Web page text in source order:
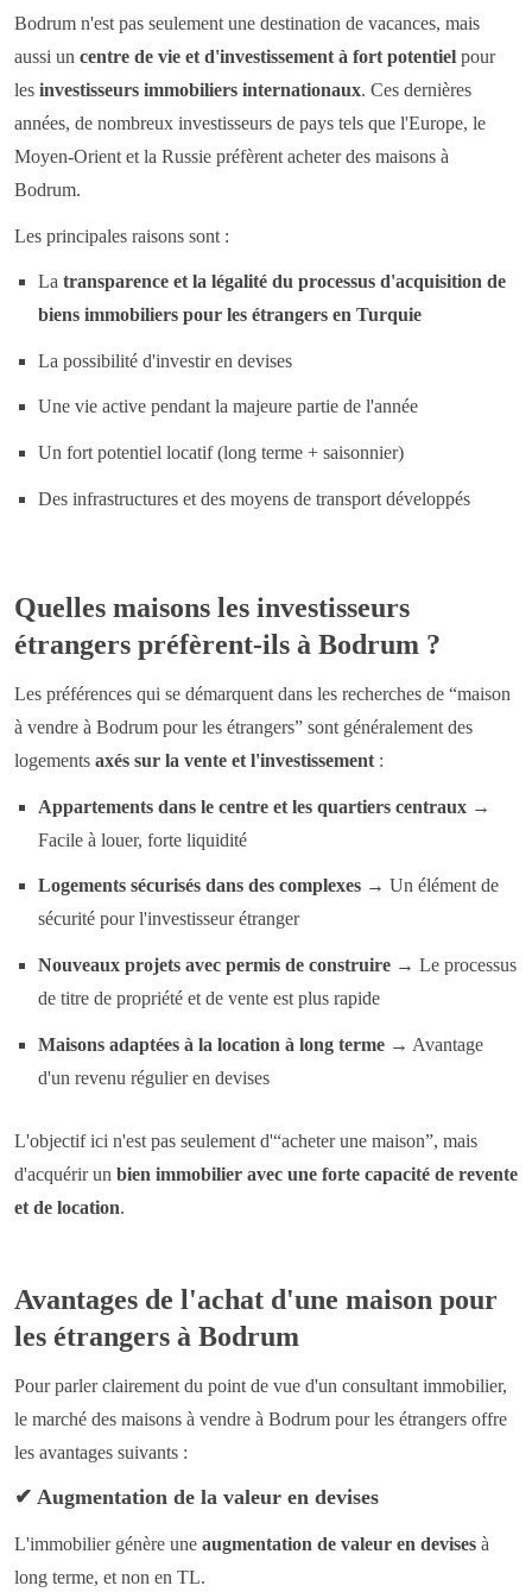
Bodrum n'est pas seulement une destination de vacances, mais
aussi un centre de vie et d'investissement à fort potentiel pour
les investisseurs immobiliers internationaux. Ces dernières
années, de nombreux investisseurs de pays tels que l'Europe, le
Moyen-Orient et la Russie préfèrent acheter des maisons à
Bodrum.
Les principales raisons sont :
La transparence et la légalité du processus d'acquisition de
biens immobiliers pour les étrangers en Turquie
La possibilité d'investir en devises
Une vie active pendant la majeure partie de l'année
Un fort potentiel locatif (long terme + saisonnier)
Des infrastructures et des moyens de transport développés
Quelles maisons les investisseurs
étrangers préfèrent-ils à Bodrum ?
Les préférences qui se démarquent dans les recherches de “maison
à vendre à Bodrum pour les étrangers” sont généralement des
logements axés sur la vente et l'investissement :
Appartements dans le centre et les quartiers centraux →
Facile à louer, forte liquidité
Logements sécurisés dans des complexes → Un élément de
sécurité pour l'investisseur étranger
Nouveaux projets avec permis de construire → Le processus
de titre de propriété et de vente est plus rapide
Maisons adaptées à la location à long terme → Avantage
d'un revenu régulier en devises
L'objectif ici n'est pas seulement d'“acheter une maison”, mais
d'acquérir un bien immobilier avec une forte capacité de revente
et de location.
Avantages de l'achat d'une maison pour
les étrangers à Bodrum
Pour parler clairement du point de vue d'un consultant immobilier,
le marché des maisons à vendre à Bodrum pour les étrangers offre
les avantages suivants :
✔ Augmentation de la valeur en devises
L'immobilier génère une augmentation de valeur en devises à
long terme, et non en TL.